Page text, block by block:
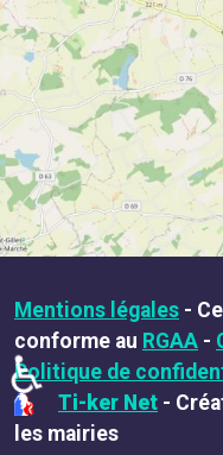
Mentions légales -
conforme au RGAA -
Politique de
Ti-ker Net -
les mairies